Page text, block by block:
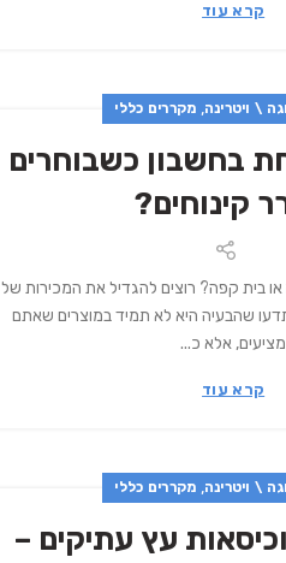
קרא עוד
\ ויטרינה, מקררים כללי
בחשבון כשבוחרים
קינוחים?
בית קפה? רוצים להגדיל את המכירות של
שהבעיה היא לא תמיד במוצרים שאתם
מציעים, אלא כ...
קרא עוד
\ ויטרינה, מקררים כללי
עץ עתיקים –